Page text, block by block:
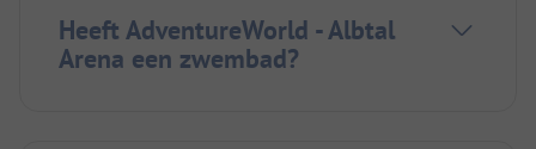
Heeft AdventureWorld - Albtal
Arena een zwembad?